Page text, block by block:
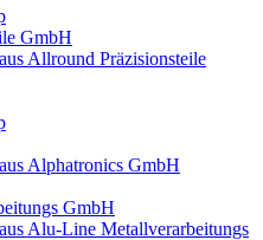
GmbH
Allround Präzisionsteile
Alphatronics GmbH
GmbH
Alu-Line Metallverarbeitungs